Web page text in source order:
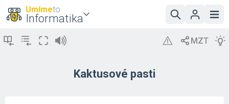
Umímeto
Informatika
Kaktusové pasti